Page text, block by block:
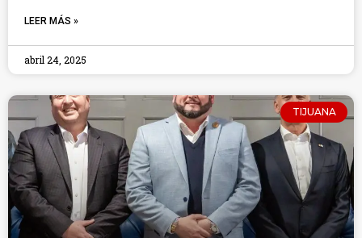
LEER MÁS »
abril 24, 2025
TIJUANA